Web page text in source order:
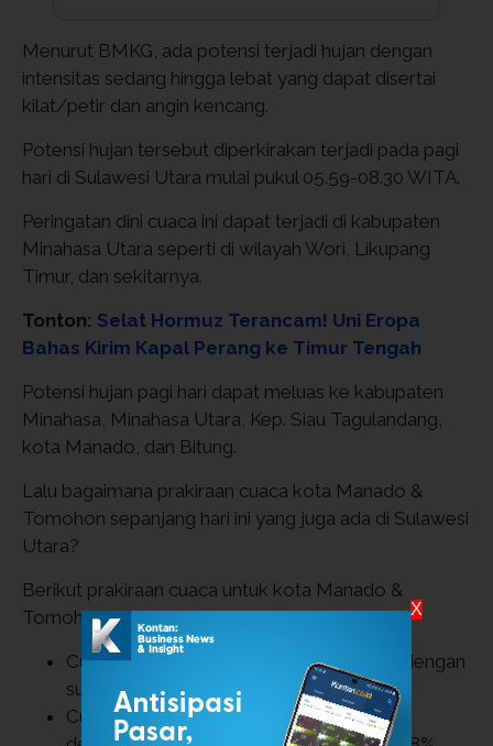
Menurut BMKG, ada potensi terjadi hujan dengan
intensitas sedang hingga lebat yang dapat disertai
kilat/petir dan angin kencang.
Potensi hujan tersebut diperkirakan terjadi pada pagi
hari di Sulawesi Utara mulai pukul 05.59-08.30 WITA.
Peringatan dini cuaca ini dapat terjadi di kabupaten
Minahasa Utara seperti di wilayah Wori, Likupang
Timur, dan sekitarnya.
Tonton: Selat Hormuz Terancam! Uni Eropa
Bahas Kirim Kapal Perang ke Timur Tengah
Potensi hujan pagi hari dapat meluas ke kabupaten
Minahasa, Minahasa Utara, Kep. Siau Tagulandang,
kota Manado, dan Bitung.
Lalu bagaimana prakiraan cuaca kota Manado &
Tomohon sepanjang hari ini yang juga ada di Sulawesi
Utara?
Berikut prakiraan cuaca untuk kota Manado &
Tomohon hari ini Selasa, 17 Maret 2026:
Cuaca kota Manado hari ini: hujan ringan dengan
suhu 24-28
C, kelembapan 78-91%
Cuaca kota Tomohon hari ini: hujan ringan
X